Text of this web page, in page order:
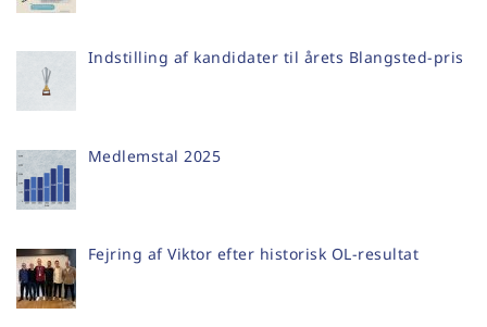
Indstilling af kandidater til årets Blangsted-pris
Medlemstal 2025
Fejring af Viktor efter historisk OL-resultat